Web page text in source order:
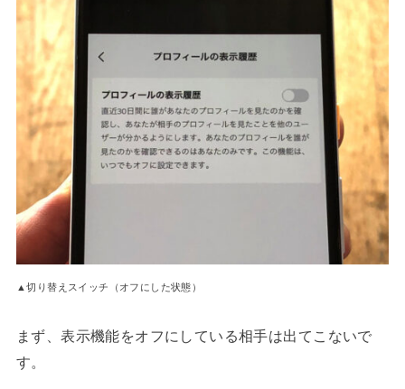
▲切り替えスイッチ（オフにした状態）
まず、表示機能をオフにしている相手は出てこないで
す。